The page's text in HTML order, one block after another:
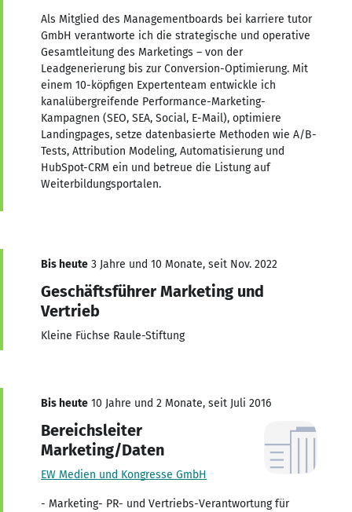
Als Mitglied des Managementboards bei karriere tutor
GmbH verantworte ich die strategische und operative
Gesamtleitung des Marketings – von der
Leadgenerierung bis zur Conversion-Optimierung. Mit
einem 10-köpfigen Expertenteam entwickle ich
kanalübergreifende Performance-Marketing-
Kampagnen (SEO, SEA, Social, E-Mail), optimiere
Landingpages, setze datenbasierte Methoden wie A/B-
Tests, Attribution Modeling, Automatisierung und
HubSpot-CRM ein und betreue die Listung auf
Weiterbildungsportalen.
Bis heute 3 Jahre und 10 Monate, seit Nov. 2022
Geschäftsführer Marketing und
Vertrieb
Kleine Füchse Raule-Stiftung
Bis heute 10 Jahre und 2 Monate, seit Juli 2016
Bereichsleiter
Marketing/Daten
EW Medien und Kongresse GmbH
- Marketing- PR- und Vertriebs-Verantwortung für